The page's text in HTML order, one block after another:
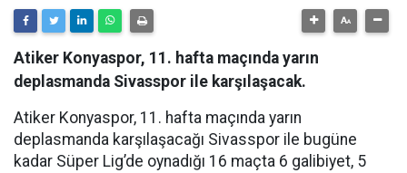
Atiker Konyaspor, 11. hafta maçında yarın
deplasmanda Sivasspor ile karşılaşacak.
Atiker Konyaspor, 11. hafta maçında yarın
deplasmanda karşılaşacağı Sivasspor ile bugüne
kadar Süper Lig’de oynadığı 16 maçta 6 galibiyet, 5